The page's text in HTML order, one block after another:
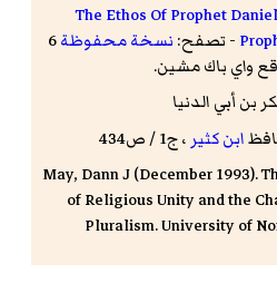
21. The Ethos Of Prophet
- تصفح: نسخة محفوظة6
بن أبي الدنيا
ابن كثير ، ج1 / ص434
May, Dann J (December 1993).
of Religious Unity and the
Pluralism. University of